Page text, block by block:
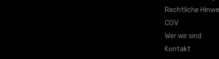
Rechtliche
CGV
Wer wir sind
Kontakt